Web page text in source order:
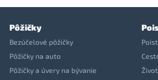
Pôžičky
Bezúčelové pôžičky
Pôžičky na auto
Pôžičky a úvery na bývanie